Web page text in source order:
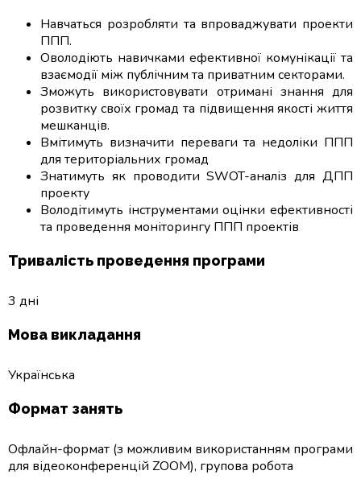
Навчаться розробляти та впроваджувати проекти
ППП.
Оволодіють навичками ефективної комунікації та
взаємодії між публічним та приватним секторами.
Зможуть використовувати отримані знання для
розвитку своїх громад та підвищення якості життя
мешканців.
Вмітимуть визначити переваги та недоліки ППП
для територіальних громад
Знатимуть як проводити SWOT-аналіз для ДПП
проекту
Володітимуть інструментами оцінки ефективності
та проведення моніторингу ППП проектів
Тривалість проведення програми
3 дні
Мова викладання
Українська
Формат занять
Офлайн-формат (з можливим використанням програми
для відеоконференцій ZOOM), групова робота